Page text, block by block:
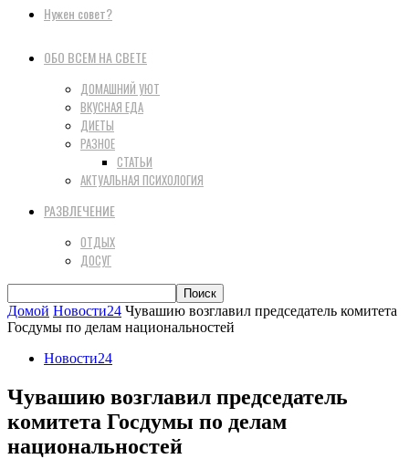
Нужен совет?
ОБО ВСЕМ НА СВЕТЕ
ДОМАШНИЙ УЮТ
ВКУСНАЯ ЕДА
ДИЕТЫ
РАЗНОЕ
СТАТЬИ
АКТУАЛЬНАЯ ПСИХОЛОГИЯ
РАЗВЛЕЧЕНИЕ
ОТДЫХ
ДОСУГ
Домой Новости24 Чувашию возглавил председатель комитета
Госдумы по делам национальностей
Новости24
Чувашию возглавил председатель
комитета Госдумы по делам
национальностей